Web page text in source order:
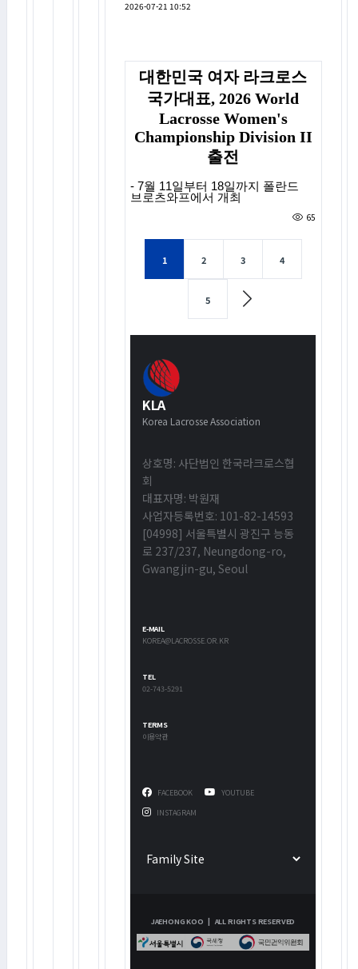
2026-07-21 10:52
대한민국 여자 라크로스
국가대표, 2026 World
Lacrosse Women's
Championship Division II
출전
- 7월 11일부터 18일까지 폴란드
브로츠와프에서 개최
65
1 2 3 4
5
KLA
Korea Lacrosse Association
상호명: 사단법인 한국라크로스협
회
대표자명: 박원재
사업자등록번호: 101-82-14593
[04998] 서울특별시 광진구 능동
로 237/237, Neungdong-ro,
Gwangjin-gu, Seoul
E-MAIL
KOREA@LACROSSE.OR.KR
TEL
02-743-5291
TERMS
이용약관
FACEBOOK
YOUTUBE
INSTAGRAM
JAEHONG KOO | ALL RIGHTS RESERVED